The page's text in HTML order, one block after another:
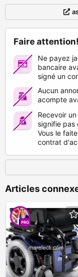
Faire attention!
Ne payez
bancaire
signé un
Aucun
acompte
Recevoir
signifie pas
Vous le
contrat
Articles
PRO